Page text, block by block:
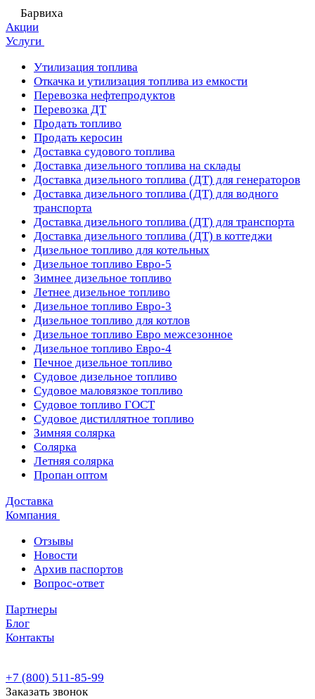
Барвиха
Акции
Услуги
Утилизация топлива
Откачка и утилизация топлива из емкости
Перевозка нефтепродуктов
Перевозка ДТ
Продать топливо
Продать керосин
Доставка судового топлива
Доставка дизельного топлива на склады
Доставка дизельного топлива (ДТ) для генераторов
Доставка дизельного топлива (ДТ) для водного
транспорта
Доставка дизельного топлива (ДТ) для транспорта
Доставка дизельного топлива (ДТ) в коттеджи
Дизельное топливо для котельных
Дизельное топливо Евро-5
Зимнее дизельное топливо
Летнее дизельное топливо
Дизельное топливо Евро-3
Дизельное топливо для котлов
Дизельное топливо Евро межсезонное
Дизельное топливо Евро-4
Печное дизельное топливо
Судовое дизельное топливо
Судовое маловязкое топливо
Судовое топливо ГОСТ
Судовое дистиллятное топливо
Зимняя солярка
Солярка
Летняя солярка
Пропан оптом
Доставка
Компания
Отзывы
Новости
Архив паспортов
Вопрос-ответ
Партнеры
Блог
Контакты
+7 (800) 511-85-99
Заказать звонок